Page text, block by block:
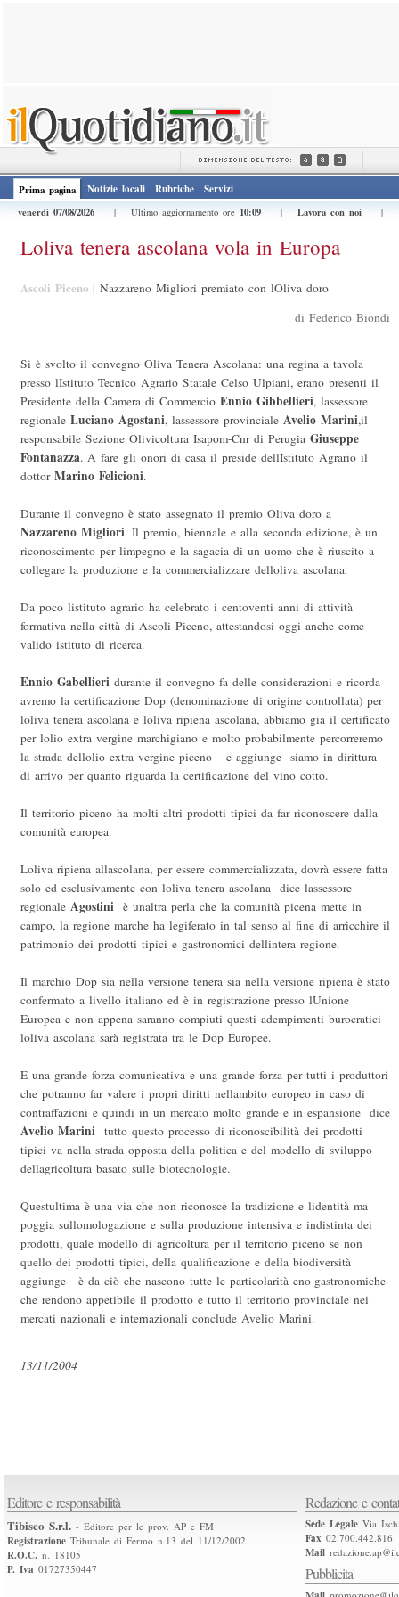
Prima pagina Notizie locali Rubriche
Servizi
venerdì 07/08/2026
| Ultimo aggiornamento ore 10:09 | Lavora con noi |
Loliva tenera ascolana vola in Europa
Ascoli Piceno | Nazzareno Migliori premiato con lOliva doro
di Federico Biondi
Si è svolto il convegno Oliva Tenera Ascolana: una regina a tavola
presso lIstituto Tecnico Agrario Statale Celso Ulpiani, erano presenti il
Presidente della Camera di Commercio Ennio Gibbellieri, lassessore
regionale Luciano Agostani, lassessore provinciale Avelio Marini,il
responsabile Sezione Olivicoltura Isapom-Cnr di Perugia Giuseppe
Fontanazza. A fare gli onori di casa il preside dellIstituto Agrario il
dottor Marino Felicioni.
Durante il convegno è stato assegnato il premio Oliva doro a
Nazzareno Migliori. Il premio, biennale e alla seconda edizione, è un
riconoscimento per limpegno e la sagacia di un uomo che è riuscito a
collegare la produzione e la commercializzare delloliva ascolana.
Da poco listituto agrario ha celebrato i centoventi anni di attività
formativa nella città di Ascoli Piceno, attestandosi oggi anche come
valido istituto di ricerca.
Ennio Gabellieri durante il convegno fa delle considerazioni e ricorda
avremo la certificazione Dop (denominazione di origine controllata) per
loliva tenera ascolana e loliva ripiena ascolana, abbiamo gia il certificato
per lolio extra vergine marchigiano e molto probabilmente percorreremo
la strada dellolio extra vergine piceno  e aggiunge  siamo in dirittura
di arrivo per quanto riguarda la certificazione del vino cotto.
Il territorio piceno ha molti altri prodotti tipici da far riconoscere dalla
comunità europea.
Loliva ripiena allascolana, per essere commercializzata, dovrà essere fatta
solo ed esclusivamente con loliva tenera ascolana  dice lassessore
regionale Agostini  è unaltra perla che la comunità picena mette in
campo, la regione marche ha legiferato in tal senso al fine di arricchire il
patrimonio dei prodotti tipici e gastronomici dellintera regione.
Il marchio Dop sia nella versione tenera sia nella versione ripiena è stato
confermato a livello italiano ed è in registrazione presso lUnione
Europea e non appena saranno compiuti questi adempimenti burocratici
loliva ascolana sarà registrata tra le Dop Europee.
E una grande forza comunicativa e una grande forza per tutti i produttori
che potranno far valere i propri diritti nellambito europeo in caso di
contraffazioni e quindi in un mercato molto grande e in espansione  dice
Avelio Marini  tutto questo processo di riconoscibilità dei prodotti
tipici va nella strada opposta della politica e del modello di sviluppo
dellagricoltura basato sulle biotecnologie.
Questultima è una via che non riconosce la tradizione e lidentità ma
poggia sullomologazione e sulla produzione intensiva e indistinta dei
prodotti, quale modello di agricoltura per il territorio piceno se non
quello dei prodotti tipici, della qualificazione e della biodiversità 
aggiunge - è da ciò che nascono tutte le particolarità eno-gastronomiche
che rendono appetibile il prodotto e tutto il territorio provinciale nei
mercati nazionali e internazionali conclude Avelio Marini.
13/11/2004
Editore e responsabilità
Tibisco S.r.l. - Editore per le prov. AP e FM
Registrazione Tribunale di Fermo n.13 del 11/12/2002
R.O.C. n. 18105
P. Iva 01727350447
Redazione e
Sede Legale Via
Fax 02.700.442.816
Mail
Pubblicita'